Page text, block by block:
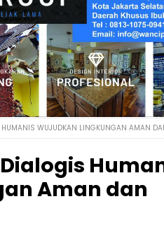
HUMANIS WUJUDKAN LINGKUNGAN AMAN
Aman dan